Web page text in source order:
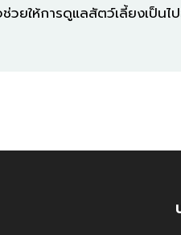
วยให้การดูแลสัตว์เลี้ยงเป็น